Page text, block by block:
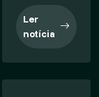
Ler
notícia